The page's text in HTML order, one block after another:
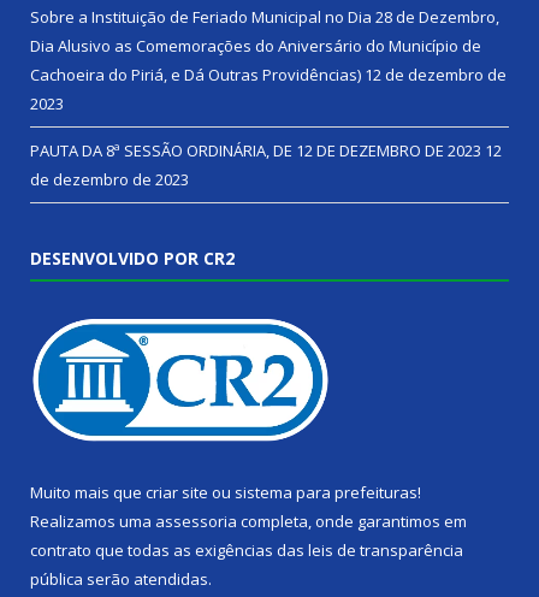
Sobre a Instituição de Feriado Municipal no Dia 28 de Dezembro,
Dia Alusivo as Comemorações do Aniversário do Município de
Cachoeira do Piriá, e Dá Outras Providências) 12 de dezembro de
2023
PAUTA DA 8ª SESSÃO ORDINÁRIA, DE 12 DE DEZEMBRO DE 2023 12
de dezembro de 2023
DESENVOLVIDO POR CR2
Muito mais que criar site ou sistema para prefeituras!
Realizamos uma assessoria completa, onde garantimos em
contrato que todas as exigências das leis de transparência
pública serão atendidas.